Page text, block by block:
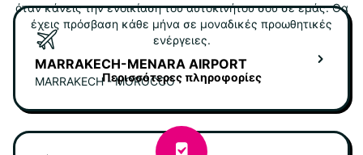
MARRAKECH-MENARA AIRPORT
MARRAKECH - MOROCCO
όταν κάνεις την ενοικίαση του αυτοκινήτου σου σε εμάς. Θα
έχεις πρόσβαση κάθε μήνα σε μοναδικές προωθητικές
ενέργειες.
Περισσότερες πληροφορίες